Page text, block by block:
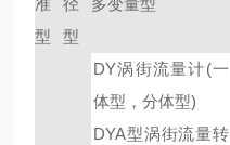
准
型
径
型
多变量型
DY涡街流量计(一
体型，分体型)
DYA型涡街流量转